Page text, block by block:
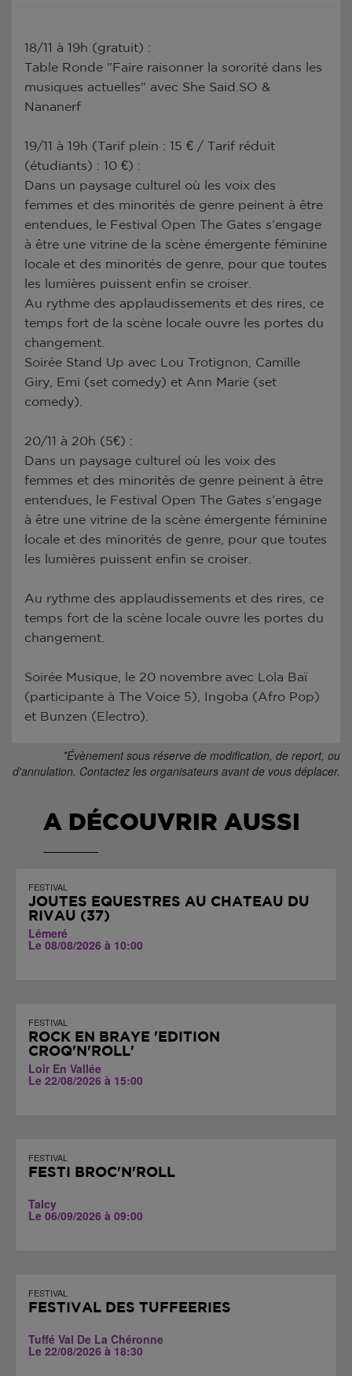
18/11 à 19h (gratuit) :
Table Ronde "Faire raisonner la sororité dans les
musiques actuelles" avec She Said.SO &
Nananerf
19/11 à 19h (Tarif plein : 15 € / Tarif réduit
(étudiants) : 10 €) :
Dans un paysage culturel où les voix des
femmes et des minorités de genre peinent à être
entendues, le Festival Open The Gates s’engage
à être une vitrine de la scène émergente féminine
locale et des minorités de genre, pour que toutes
les lumières puissent enfin se croiser.
Au rythme des applaudissements et des rires, ce
temps fort de la scène locale ouvre les portes du
changement.
Soirée Stand Up avec Lou Trotignon, Camille
Giry, Emi (set comedy) et Ann Marie (set
comedy).
20/11 à 20h (5€) :
Dans un paysage culturel où les voix des
femmes et des minorités de genre peinent à être
entendues, le Festival Open The Gates s’engage
à être une vitrine de la scène émergente féminine
locale et des minorités de genre, pour que toutes
les lumières puissent enfin se croiser.
Au rythme des applaudissements et des rires, ce
temps fort de la scène locale ouvre les portes du
changement.
Soirée Musique, le 20 novembre avec Lola Baï
(participante à The Voice 5), Ingoba (Afro Pop)
et Bunzen (Electro).
*Évènement sous réserve de modification, de report, ou
d'annulation. Contactez les organisateurs avant de vous déplacer.
A DÉCOUVRIR AUSSI
FESTIVAL
JOUTES ÉQUESTRES AU CHÂTEAU DU
RIVAU (37)
Lémeré
Le 08/08/2026 à 10:00
FESTIVAL
ROCK EN BRAYE 'EDITION
CROQ'N'ROLL'
Loir En Vallée
Le 22/08/2026 à 15:00
FESTIVAL
FESTI BROC'N'ROLL
Talcy
Le 06/09/2026 à 09:00
FESTIVAL
FESTIVAL DES TUFFEERIES
Tuffé Val De La Chéronne
Le 22/08/2026 à 18:30